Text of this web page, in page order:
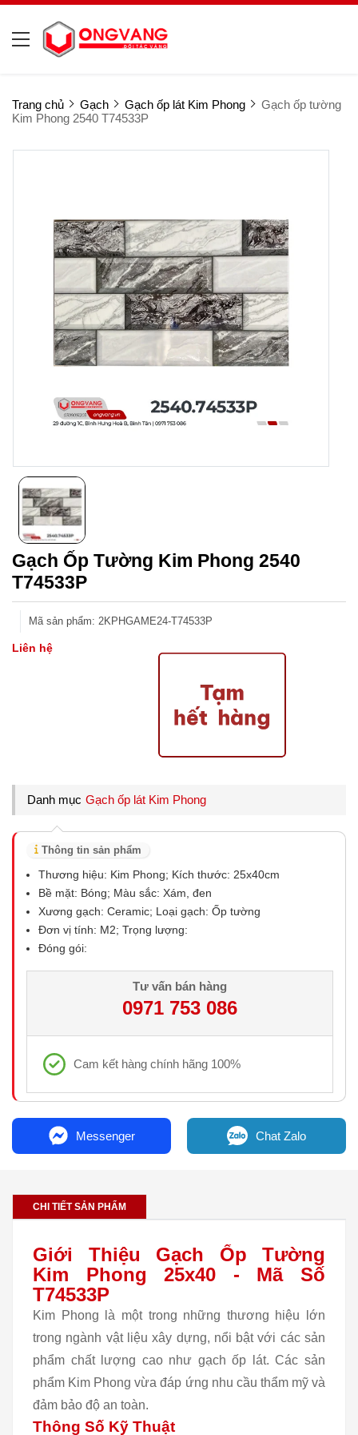
Trang chủ Gạch Gạch ốp lát Kim Phong
Gạch ốp tường
Kim Phong 2540 T74533P
Gạch Ốp Tường Kim Phong 2540
T74533P
Mã sản phẩm: 2KPHGAME24-T74533P
Liên hệ
Danh mục Gạch ốp lát Kim Phong
Thông tin sản phẩm
Thương hiệu: Kim Phong; Kích thước: 25x40cm
Bề mặt: Bóng; Màu sắc: Xám, đen
Xương gạch: Ceramic; Loại gạch: Ốp tường
Đơn vị tính: M2; Trọng lượng:
Đóng gói:
Tư vấn bán hàng
0971 753 086
Cam kết hàng chính hãng 100%
Messenger Chat Zalo
CHI TIẾT SẢN PHẨM
Giới Thiệu Gạch Ốp Tường
Kim Phong 25x40 - Mã Số
T74533P
Kim Phong là một trong những thương hiệu lớn
trong ngành vật liệu xây dựng, nổi bật với các sản
phẩm chất lượng cao như gạch ốp lát. Các sản
phẩm Kim Phong vừa đáp ứng nhu cầu thẩm mỹ và
đảm bảo độ an toàn.
Thông Số Kỹ Thuật